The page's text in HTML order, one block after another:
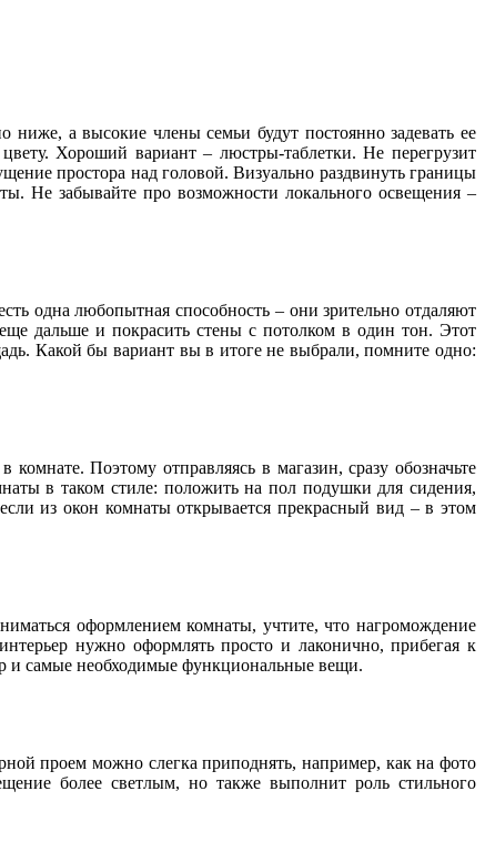
ниже, а высокие члены семьи будут постоянно задевать ее
Хороший вариант – люстры-таблетки. Не перегрузит
простора над головой. Визуально раздвинуть границы
Не забывайте про возможности локального освещения –
одна любопытная способность – они зрительно отдаляют
дальше и покрасить стены с потолком в один тон. Этот
Какой бы вариант вы в итоге не выбрали, помните одно:
Поэтому отправляясь в магазин, сразу обозначьте
в таком стиле: положить на пол подушки для сидения,
из окон комнаты открывается прекрасный вид – в этом
оформлением комнаты, учтите, что нагромождение
нужно оформлять просто и лаконично, прибегая к
и самые необходимые функциональные вещи.
проем можно слегка приподнять, например, как на фото
более светлым, но также выполнит роль стильного